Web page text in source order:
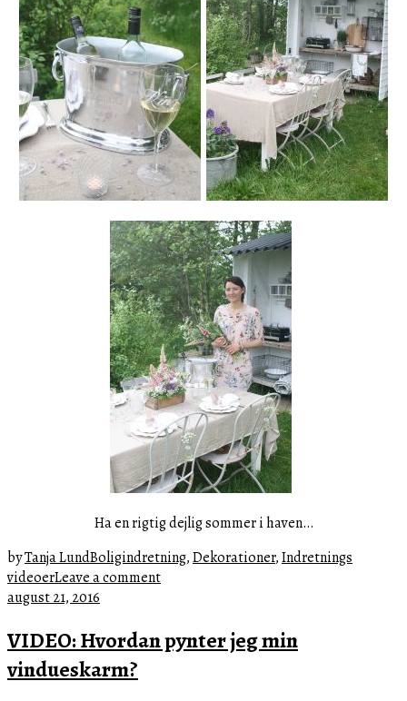
Ha en rigtig dejlig sommer i haven…
byTanja LundBoligindretning,Dekorationer,Indretnings
videoerLeave a comment
august 21, 2016
2016
VIDEO: Hvordan pynter jeg min
vindueskarm?